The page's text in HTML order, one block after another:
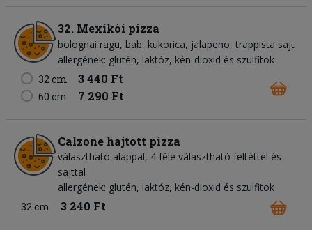
32. Mexikói pizza
bolognai ragu bab kukorica jalapeno trappista sajt
allergének: glutén, laktóz, kén-dioxid és szulfitok
32 cm
3 440 Ft
60 cm 7 290 Ft
Calzone hajtott pizza
választható alappal, 4 féle választható feltéttel és
sajttal
allergének: glutén, laktóz, kén-dioxid és szulfitok
32 cm
3 240 Ft